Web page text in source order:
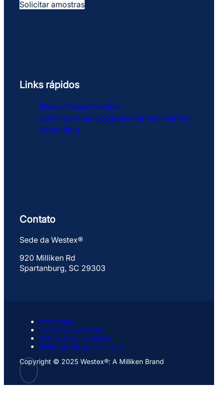
Solicitar amostras
Links rápidos
Riscos Nossos tecidos
Como criar seu programa de vestimentas
Sobre Blog
Contato
Sede da Westex®
920 Milliken Rd
Spartanburg, SC 29303
Aviso legal
Termos e condições
Política de privacidade
Diretrizes de uso da marca
Copyright © 2025 Westex®: A Milliken Brand